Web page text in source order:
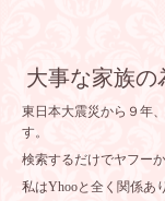
大事な家族の
東日本大震災から９年
す。
検索するだけでヤフー
私はYhooと全く関係あ